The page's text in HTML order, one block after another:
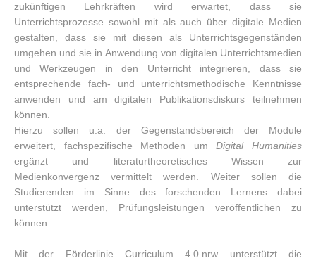
zukünftigen Lehrkräften wird erwartet, dass sie
Unterrichtsprozesse sowohl mit als auch über digitale Medien
gestalten, dass sie mit diesen als Unterrichtsgegenständen
umgehen und sie in Anwendung von digitalen Unterrichtsmedien
und Werkzeugen in den Unterricht integrieren, dass sie
entsprechende fach- und unterrichtsmethodische Kenntnisse
anwenden und am digitalen Publikationsdiskurs teilnehmen
können.
Hierzu sollen u.a. der Gegenstandsbereich der Module
erweitert, fachspezifische Methoden umDigital Humanities
ergänzt und literaturtheoretisches Wissen zur
Medienkonvergenz vermittelt werden. Weiter sollen die
Studierenden im Sinne des forschenden Lernens dabei
unterstützt werden, Prüfungsleistungen veröffentlichen zu
können.
Mit der Förderlinie Curriculum 4.0.nrw unterstützt die